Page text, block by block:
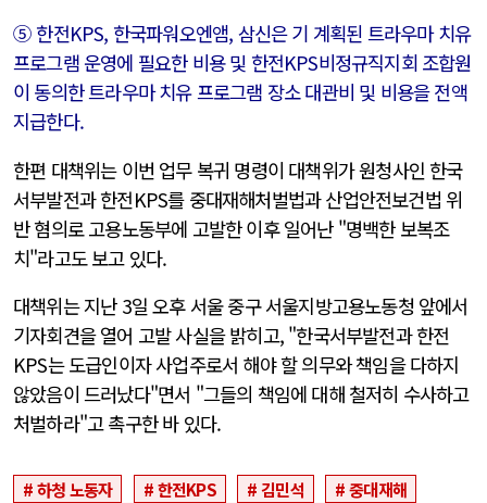
⑤ 한전KPS, 한국파워오엔앰, 삼신은 기 계획된 트라우마 치유
프로그램 운영에 필요한 비용 및 한전KPS비정규직지회 조합원
이 동의한 트라우마 치유 프로그램 장소 대관비 및 비용을 전액
지급한다.
한편 대책위는 이번 업무 복귀 명령이 대책위가 원청사인 한국
서부발전과 한전KPS를 중대재해처벌법과 산업안전보건법 위
반 혐의로 고용노동부에 고발한 이후 일어난 "명백한 보복조
치"라고도 보고 있다.
대책위는 지난 3일 오후 서울 중구 서울지방고용노동청 앞에서
기자회견을 열어 고발 사실을 밝히고, "한국서부발전과 한전
KPS는 도급인이자 사업주로서 해야 할 의무와 책임을 다하지
않았음이 드러났다"면서 "그들의 책임에 대해 철저히 수사하고
처벌하라"고 촉구한 바 있다.
하청 노동자 한전KPS 김민석
중대재해